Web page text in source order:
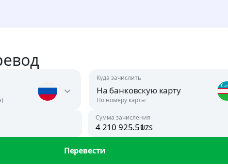
Куда зачислить
На банковскую карту
По номеру карты
Австрия
Сумма зачисления
uzs
Перевести